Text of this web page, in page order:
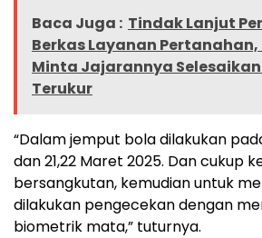
Baca Juga : Tindak Lanjut
Berkas Layanan Pertanahan,
Minta Jajarannya
Terukur
“Dalam jemput bola dilakukan
dan 21,22 Maret 2025. Dan cukup
bersangkutan, kemudian untuk
dilakukan pengecekan dengan
biometrik mata,” tuturnya.